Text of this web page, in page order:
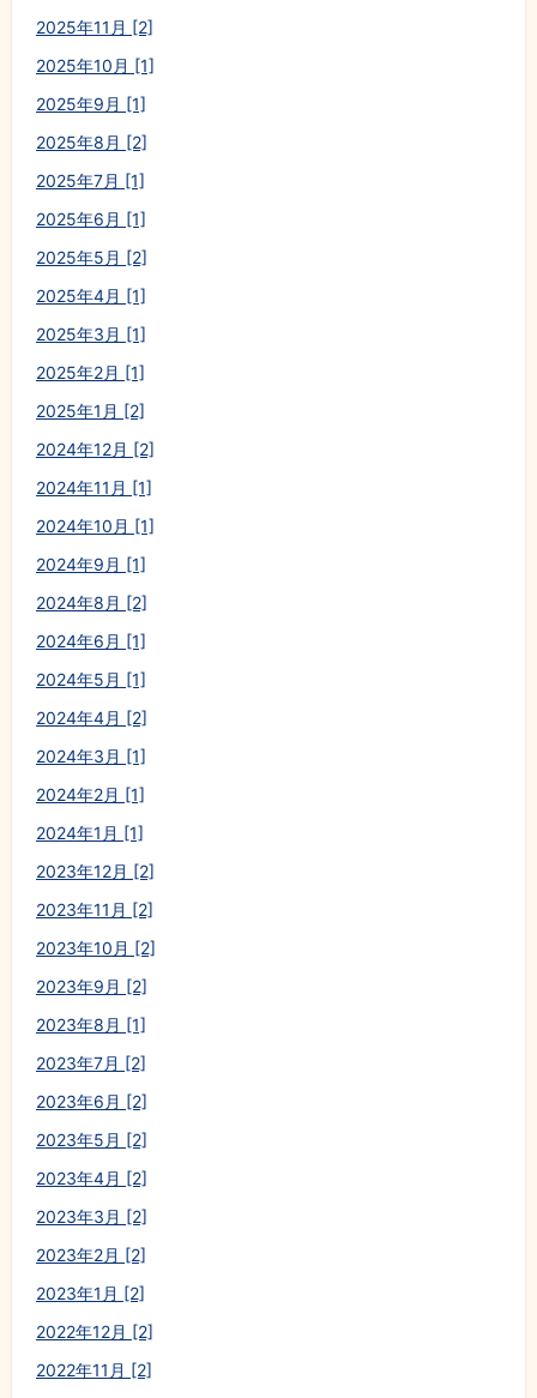
2025年11月 [2]
2025年10月 [1]
2025年9月 [1]
2025年8月 [2]
2025年7月 [1]
2025年6月 [1]
2025年5月 [2]
2025年4月 [1]
2025年3月 [1]
2025年2月 [1]
2025年1月 [2]
2024年12月 [2]
2024年11月 [1]
2024年10月 [1]
2024年9月 [1]
2024年8月 [2]
2024年6月 [1]
2024年5月 [1]
2024年4月 [2]
2024年3月 [1]
2024年2月 [1]
2024年1月 [1]
2023年12月 [2]
2023年11月 [2]
2023年10月 [2]
2023年9月 [2]
2023年8月 [1]
2023年7月 [2]
2023年6月 [2]
2023年5月 [2]
2023年4月 [2]
2023年3月 [2]
2023年2月 [2]
2023年1月 [2]
2022年12月 [2]
2022年11月 [2]